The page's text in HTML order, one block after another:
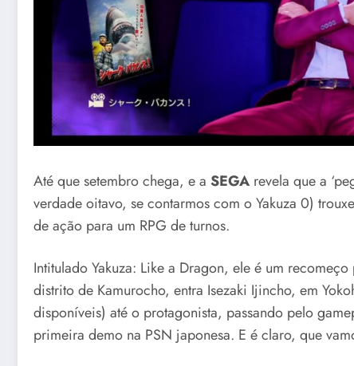
Até que setembro chega, e a SEGA revela que a
verdade oitavo, se contarmos com o Yakuza 0)
de ação para um RPG de turnos.
Intitulado Yakuza: Like a Dragon, ele é um
distrito de Kamurocho, entra Isezaki Ijincho, em
disponíveis) até o protagonista, passando pelo
primeira demo na PSN japonesa. E é claro, que